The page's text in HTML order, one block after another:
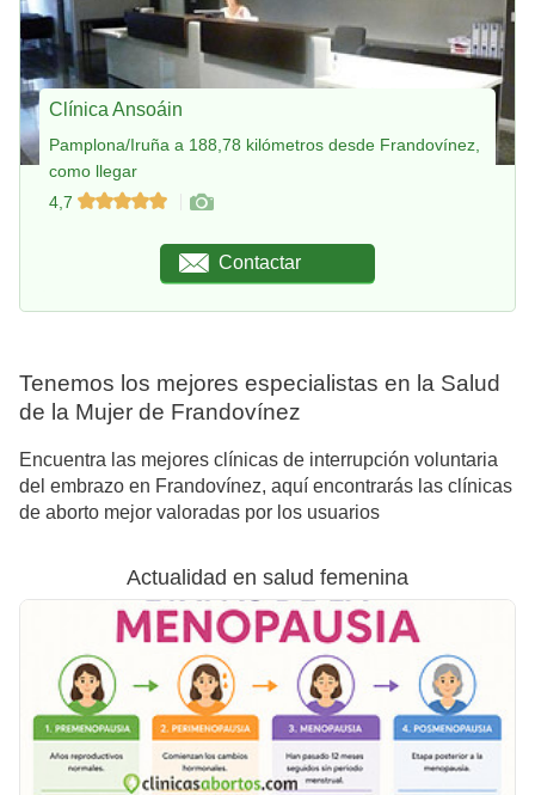
Clínica Ansoáin
Pamplona/Iruña a 188,78 kilómetros desde Frandovínez,
como llegar
4,7
Contactar
Tenemos los mejores especialistas en la Salud
de la Mujer de Frandovínez
Encuentra las mejores clínicas de interrupción voluntaria
del embrazo en Frandovínez, aquí encontrarás las clínicas
de aborto mejor valoradas por los usuarios
Actualidad en salud femenina